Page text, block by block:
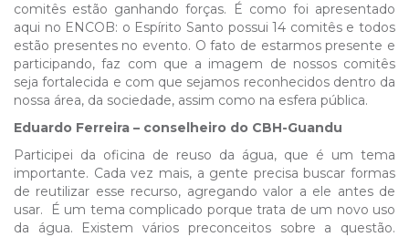
comitês estão ganhando forças. É como foi apresentado
aqui no ENCOB: o Espírito Santo possui 14 comitês e todos
estão presentes no evento. O fato de estarmos presente e
participando, faz com que a imagem de nossos comitês
seja fortalecida e com que sejamos reconhecidos dentro da
nossa área, da sociedade, assim como na esfera pública.
Eduardo Ferreira – conselheiro do CBH-Guandu
Participei da oficina de reuso da água, que é um tema
importante. Cada vez mais, a gente precisa buscar formas
de reutilizar esse recurso, agregando valor a ele antes de
usar. É um tema complicado porque trata de um novo uso
da água. Existem vários preconceitos sobre a questão.